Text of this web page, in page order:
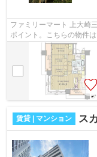
ファミリーマート 上大崎
ポイント。こちらの物件
徒歩3分で駅にアクセスで
賃貸 | マンション ス